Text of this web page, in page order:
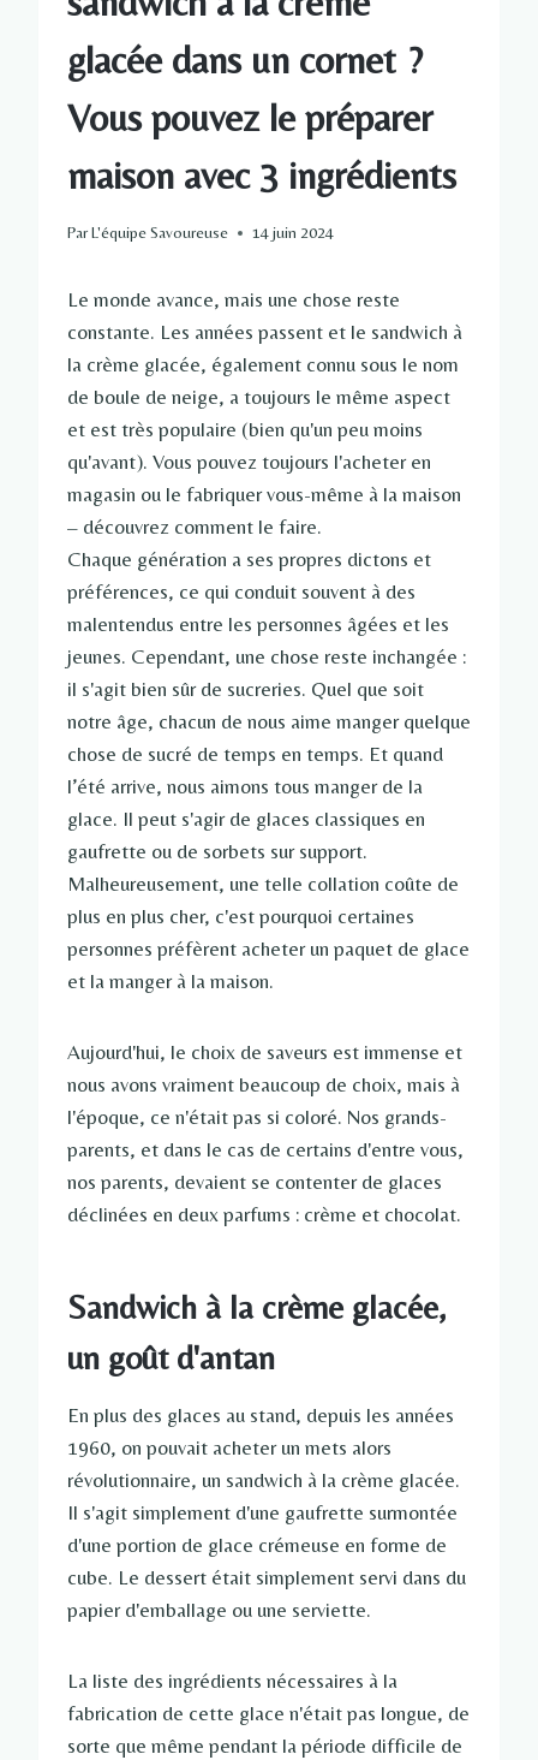
glacée dans un cornet ?
Vous pouvez le préparer
maison avec 3 ingrédients
ParL'équipe Savoureuse 14 juin 2024
Le monde avance, mais une chose reste
constante. Les années passent et le sandwich à
la crème glacée, également connu sous le nom
de boule de neige, a toujours le même aspect
et est très populaire (bien qu'un peu moins
qu'avant). Vous pouvez toujours l'acheter en
magasin ou le fabriquer vous-même à la maison
– découvrez comment le faire.
Chaque génération a ses propres dictons et
préférences, ce qui conduit souvent à des
malentendus entre les personnes âgées et les
jeunes. Cependant, une chose reste inchangée :
il s'agit bien sûr de sucreries. Quel que soit
notre âge, chacun de nous aime manger quelque
chose de sucré de temps en temps. Et quand
l’été arrive, nous aimons tous manger de la
glace. Il peut s'agir de glaces classiques en
gaufrette ou de sorbets sur support.
Malheureusement, une telle collation coûte de
plus en plus cher, c'est pourquoi certaines
personnes préfèrent acheter un paquet de glace
et la manger à la maison.
Aujourd'hui, le choix de saveurs est immense et
nous avons vraiment beaucoup de choix, mais à
l'époque, ce n'était pas si coloré. Nos grands-
parents, et dans le cas de certains d'entre vous,
nos parents, devaient se contenter de glaces
déclinées en deux parfums : crème et chocolat.
Sandwich à la crème glacée,
un goût d'antan
En plus des glaces au stand, depuis les années
1960, on pouvait acheter un mets alors
révolutionnaire, un sandwich à la crème glacée.
Il s'agit simplement d'une gaufrette surmontée
d'une portion de glace crémeuse en forme de
cube. Le dessert était simplement servi dans du
papier d'emballage ou une serviette.
La liste des ingrédients nécessaires à la
fabrication de cette glace n'était pas longue, de
sorte que même pendant la période difficile de